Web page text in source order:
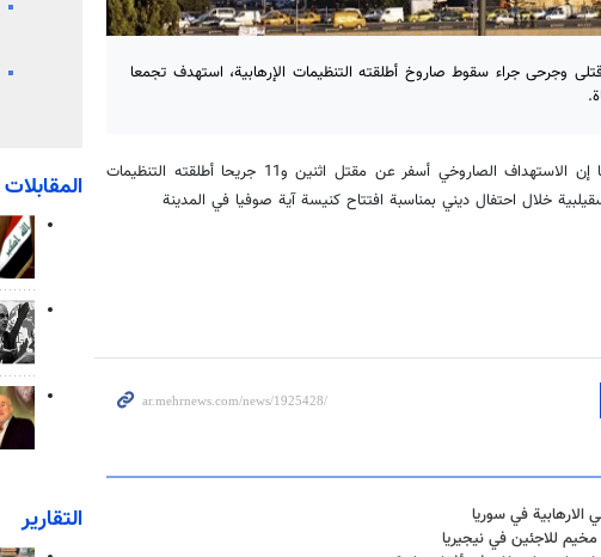
وجرحى جراء سقوط صاروخ أطلقته التنظيمات الإرهابية، استهدف تجمعا
، انه قالت سانا إن الاستهداف الصاروخي أسفر عن مقتل اثنين و11 جريحا أطلقته التنظيمات
خلال احتفال ديني بمناسبة افتتاح كنيسة آية صوفيا في المدينة
الارهابیة في سوریا
للاجئين في نيجيريا
المقابلات
التقارير